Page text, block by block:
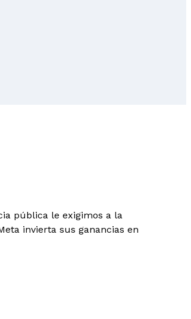
pública le exigimos a la
invierta sus ganancias en